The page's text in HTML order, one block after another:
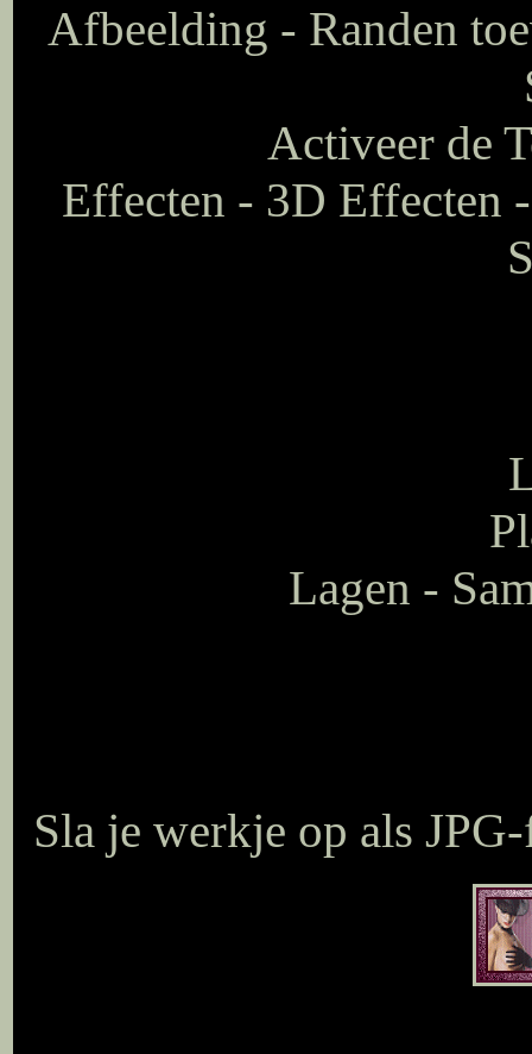
Afbeelding - Randen
Activeer de
Effecten - 3D Effecten
Lagen -
Sla je werkje op als